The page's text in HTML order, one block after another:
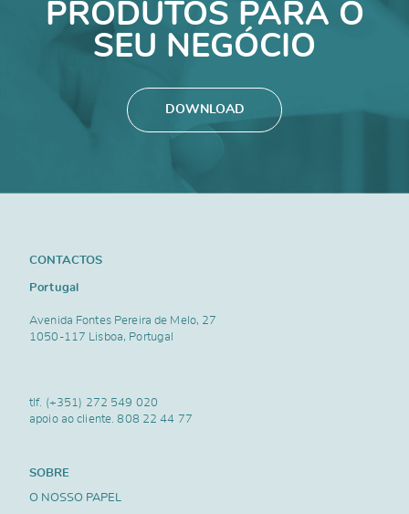
PRODUTOS PARA O
SEU NEGÓCIO
DOWNLOAD
CONTACTOS
Portugal
Avenida Fontes Pereira de Melo, 27
1050-117 Lisboa, Portugal
tlf. (+351) 272 549 020
apoio ao cliente.808 22 44 77
SOBRE
O NOSSO PAPEL